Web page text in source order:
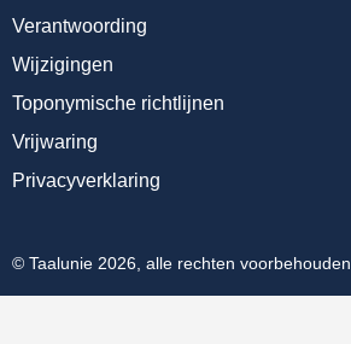
Verantwoording
Wijzigingen
Toponymische richtlijnen
Vrijwaring
Privacyverklaring
© Taalunie 2026, alle rechten voorbehouden.